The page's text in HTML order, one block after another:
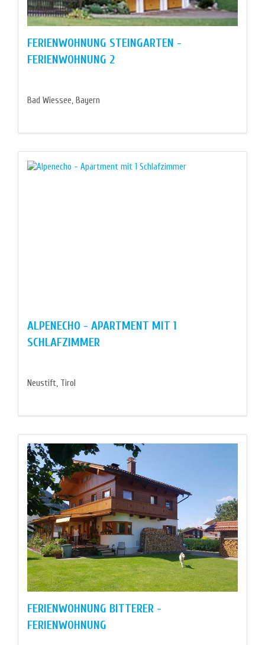
FERIENWOHNUNG STEINGARTEN -
FERIENWOHNUNG 2
Bad Wiessee, Bayern
ALPENECHO - APARTMENT MIT 1
SCHLAFZIMMER
Neustift, Tirol
FERIENWOHNUNG BITTERER -
FERIENWOHNUNG